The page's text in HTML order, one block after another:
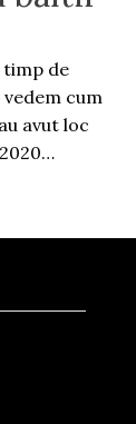
timp de
cum
avut loc